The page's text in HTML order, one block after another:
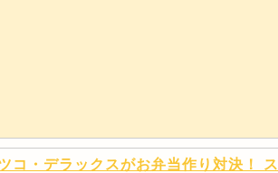
コ・デラックスがお弁当作り対決！ ス